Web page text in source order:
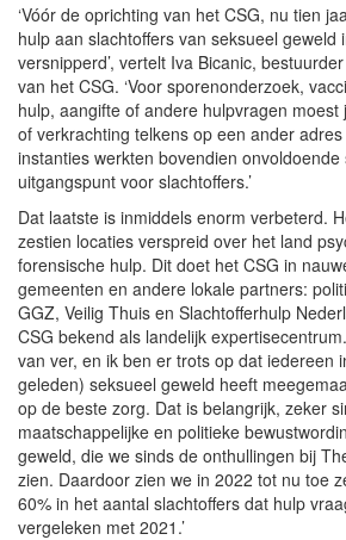
‘Vóór de oprichting van het CSG, nu tien
hulp aan slachtoffers van seksueel geweld
versnipperd’, vertelt Iva Bicanic,
van het CSG. ‘Voor sporenonderzoek,
hulp, aangifte of andere hulpvragen
of verkrachting telkens op een ander
instanties werkten bovendien
uitgangspunt voor slachtoffers.’
Dat laatste is inmiddels enorm verbeterd.
zestien locaties verspreid over het land
forensische hulp. Dit doet het CSG in
gemeenten en andere lokale partners:
GGZ, Veilig Thuis en Slachtofferhulp
CSG bekend als landelijk
van ver, en ik ben er trots op dat iedereen
geleden) seksueel geweld heeft
op de beste zorg. Dat is belangrijk, zeker
maatschappelijke en politieke
geweld, die we sinds de onthullingen bij
zien. Daardoor zien we in 2022 tot nu toe
60% in het aantal slachtoffers dat hulp
vergeleken met 2021.’